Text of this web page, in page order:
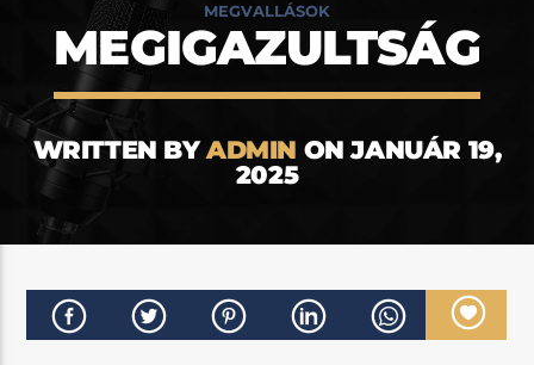
MEGVALLÁSOK
MEGIGAZULTSÁG
WRITTEN BYADMIN ON JANUÁR 19,
2025